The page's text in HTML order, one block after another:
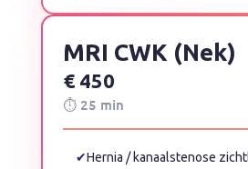
MRI CWK (Nek)
€ 450
⏱ 25 min
✔Hernia / kanaalstenose